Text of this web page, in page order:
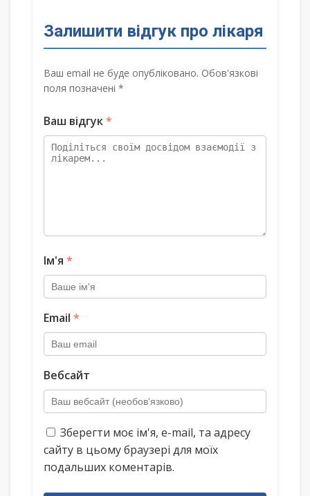
Залишити відгук про лікаря
Ваш email не буде опубліковано. Обов'язкові
поля позначені *
Ваш відгук*
Ім'я *
Email *
Вебсайт
Зберегти моє ім'я, e-mail, та адресу
сайту в цьому браузері для моїх
подальших коментарів.